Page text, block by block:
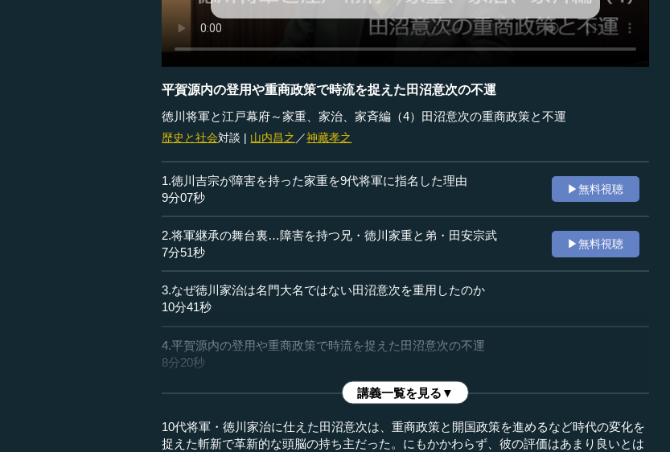
平賀源内の登用や重商政策で時流を捉えた田沼意次の不運
徳川将軍と江戸幕府～家重、家治、家斉編（4）田沼意次の重商政策と不運
歴史と社会対談 | 山内昌之 ／神藏孝之
1.徳川吉宗が障害を持った家重を9代将軍に指名した理由
9分07秒
▶無料視聴
2.将軍継承の舞台裏…障害を持つ兄・徳川家重と弟・田安宗武
7分51秒
▶無料視聴
3.なぜ徳川家治は名門大名ではない田沼意次を重用したのか
10分41秒
4.平賀源内の登用や重商政策で時流を捉えた田沼意次の不運
8分20秒
講義一覧を見る▼
10代将軍・徳川家治に仕えた田沼意次は、重商政策と開国政策を進めるなど時代の変化を
捉えた斬新で革新的な頭脳の持ち主だった。にもかかわらず、彼の評価はあまり良いとは